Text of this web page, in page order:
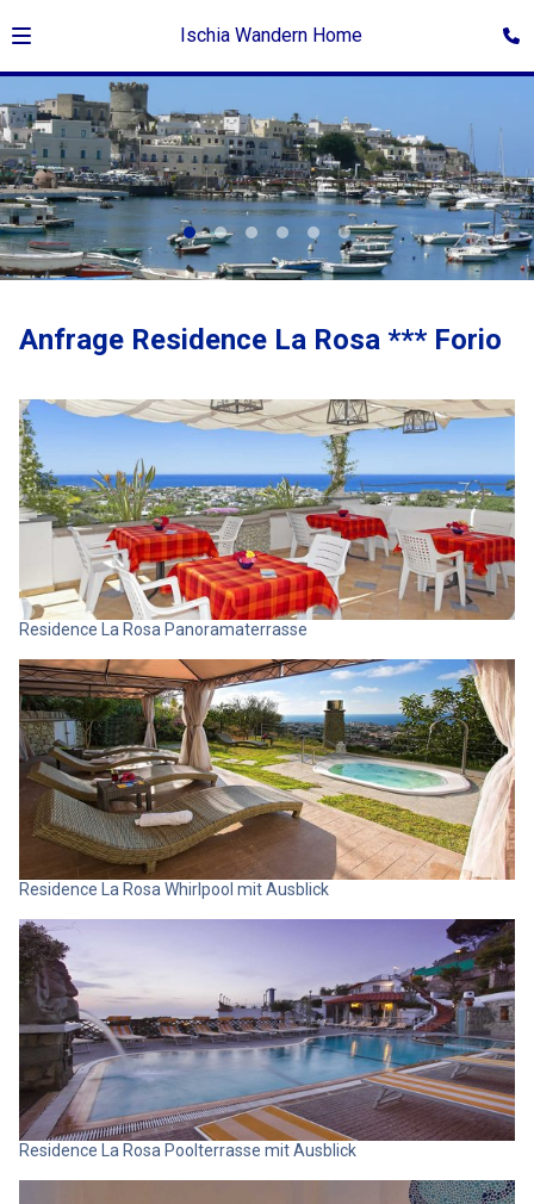
Ischia Wandern Home
Anfrage Residence La Rosa *** Forio
Residence La Rosa Panoramaterrasse
Residence La Rosa Whirlpool mit Ausblick
Residence La Rosa Poolterrasse mit Ausblick